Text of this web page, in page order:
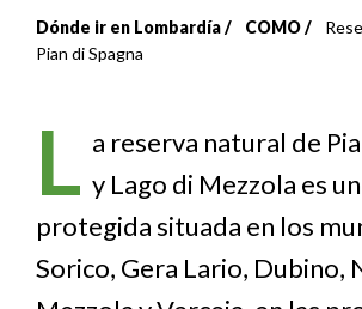
Sobrescribir
ayuda
a
Dónde ir en Lombardía COMO
Pian di Spagna
L a reserva natural de
y Lago di Mezzola es
protegida situada en los
Sorico, Gera Lario, Dubino,